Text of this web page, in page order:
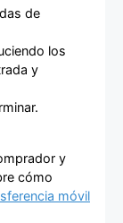
de
los
y
y
cómo
móvil